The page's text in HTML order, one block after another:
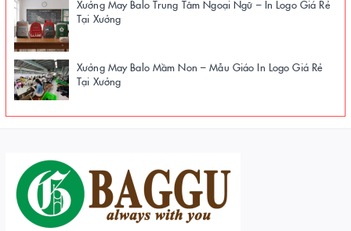
Xưởng May Balo Trung Tâm Ngoại Ngữ – In Logo Giá Rẻ
Tại Xưởng
Xưởng May Balo Mầm Non – Mẫu Giáo In Logo Giá Rẻ
Tại Xưởng